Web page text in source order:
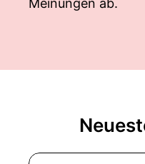
Meinungen ab.